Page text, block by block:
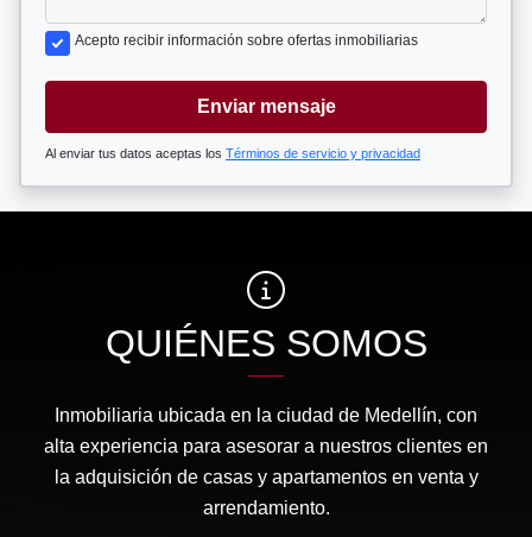
Acepto recibir información sobre ofertas inmobiliarias
Enviar mensaje
Al enviar tus datos aceptas los Términos de servicio y privacidad
QUIÉNES SOMOS
Inmobiliaria ubicada en la ciudad de Medellín, con
alta experiencia para asesorar a nuestros clientes en
la adquisición de casas y apartamentos en venta y
arrendamiento.